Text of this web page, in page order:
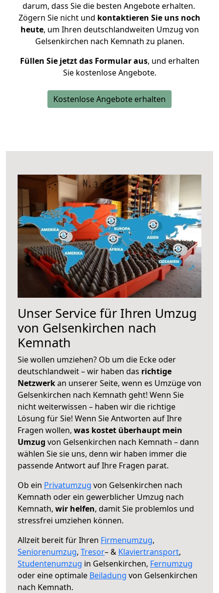
darum, dass Sie die besten Angebote erhalten.
Zögern Sie nicht und kontaktieren Sie uns noch
heute, um Ihren deutschlandweiten Umzug von
Gelsenkirchen nach Kemnath zu planen.
Füllen Sie jetzt das Formular aus, und erhalten
Sie kostenlose Angebote.
Kostenlose Angebote erhalten
Unser Service für Ihren Umzug
von Gelsenkirchen nach
Kemnath
Sie wollen umziehen? Ob um die Ecke oder
deutschlandweit – wir haben das richtige
Netzwerkan unserer Seite, wenn es Umzüge von
Gelsenkirchen nach Kemnath geht! Wenn Sie
nicht weiterwissen – haben wir die richtige
Lösung für Sie! Wenn Sie Antworten auf Ihre
Fragen wollen, was kostet überhaupt mein
Umzug von Gelsenkirchen nach Kemnath – dann
wählen Sie sie uns, denn wir haben immer die
passende Antwort auf Ihre Fragen parat.
Ob ein Privatumzug von Gelsenkirchen nach
Kemnath oder ein gewerblicher Umzug nach
Kemnath, wir helfen, damit Sie problemlos und
stressfrei umziehen können.
Allzeit bereit für Ihren Firmenumzug,
Seniorenumzug, Tresor– & Klaviertransport,
Studentenumzug in Gelsenkirchen, Fernumzug
oder eine optimale Beiladung von Gelsenkirchen
nach Kemnath.